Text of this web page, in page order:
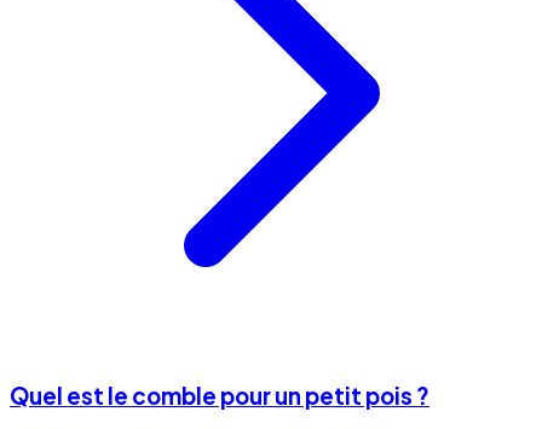
Quel est le comble pour un petit pois ?